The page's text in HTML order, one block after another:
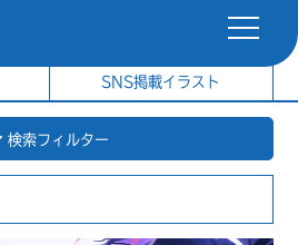
SNS掲載イラスト
検索フィルター